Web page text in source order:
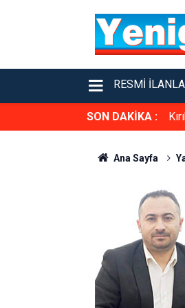
RESMI
SON DAKİKA :
Ana Sayfa